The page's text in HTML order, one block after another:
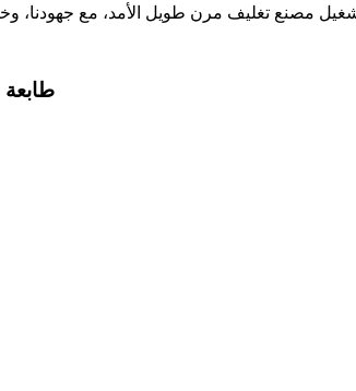
مصنع تغليف مرن طويل الأمد، مع جهودنا،
طابعة BOBST 3.0 المرنة